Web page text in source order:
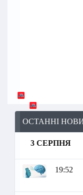
ОСТАННІ
3 СЕРПНЯ
19:52